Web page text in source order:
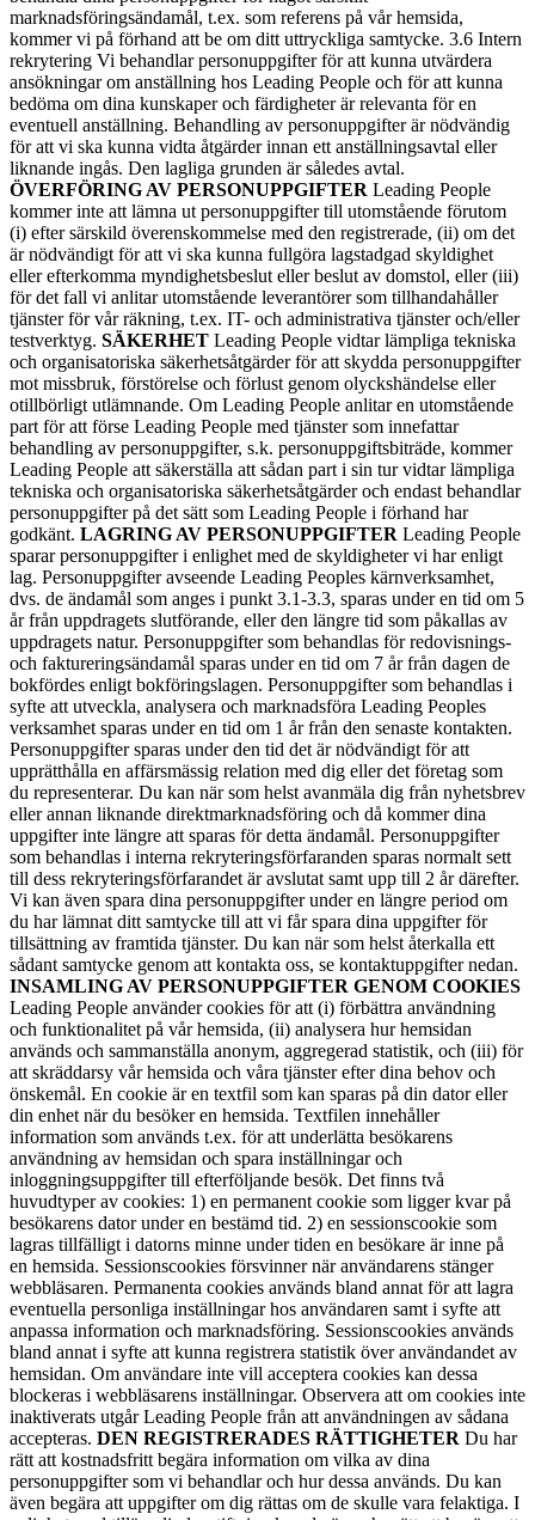
marknadsföringsändamål, t.ex. som referens på vår hemsida,
kommer vi på förhand att be om ditt uttryckliga samtycke. 3.6 Intern
rekrytering Vi behandlar personuppgifter för att kunna utvärdera
ansökningar om anställning hos Leading People och för att kunna
bedöma om dina kunskaper och färdigheter är relevanta för en
eventuell anställning. Behandling av personuppgifter är nödvändig
för att vi ska kunna vidta åtgärder innan ett anställningsavtal eller
liknande ingås. Den lagliga grunden är således avtal.
ÖVERFÖRING AV PERSONUPPGIFTER Leading People
kommer inte att lämna ut personuppgifter till utomstående förutom
(i) efter särskild överenskommelse med den registrerade, (ii) om det
är nödvändigt för att vi ska kunna fullgöra lagstadgad skyldighet
eller efterkomma myndighetsbeslut eller beslut av domstol, eller (iii)
för det fall vi anlitar utomstående leverantörer som tillhandahåller
tjänster för vår räkning, t.ex. IT- och administrativa tjänster och/eller
testverktyg. SÄKERHET Leading People vidtar lämpliga tekniska
och organisatoriska säkerhetsåtgärder för att skydda personuppgifter
mot missbruk, förstörelse och förlust genom olyckshändelse eller
otillbörligt utlämnande. Om Leading People anlitar en utomstående
part för att förse Leading People med tjänster som innefattar
behandling av personuppgifter, s.k. personuppgiftsbiträde, kommer
Leading People att säkerställa att sådan part i sin tur vidtar lämpliga
tekniska och organisatoriska säkerhetsåtgärder och endast behandlar
personuppgifter på det sätt som Leading People i förhand har
godkänt. LAGRING AV PERSONUPPGIFTER Leading People
sparar personuppgifter i enlighet med de skyldigheter vi har enligt
lag. Personuppgifter avseende Leading Peoples kärnverksamhet,
dvs. de ändamål som anges i punkt 3.1-3.3, sparas under en tid om 5
år från uppdragets slutförande, eller den längre tid som påkallas av
uppdragets natur. Personuppgifter som behandlas för redovisnings-
och faktureringsändamål sparas under en tid om 7 år från dagen de
bokfördes enligt bokföringslagen. Personuppgifter som behandlas i
syfte att utveckla, analysera och marknadsföra Leading Peoples
verksamhet sparas under en tid om 1 år från den senaste kontakten.
Personuppgifter sparas under den tid det är nödvändigt för att
upprätthålla en affärsmässig relation med dig eller det företag som
du representerar. Du kan när som helst avanmäla dig från nyhetsbrev
eller annan liknande direktmarknadsföring och då kommer dina
uppgifter inte längre att sparas för detta ändamål. Personuppgifter
som behandlas i interna rekryteringsförfaranden sparas normalt sett
till dess rekryteringsförfarandet är avslutat samt upp till 2 år därefter.
Vi kan även spara dina personuppgifter under en längre period om
du har lämnat ditt samtycke till att vi får spara dina uppgifter för
tillsättning av framtida tjänster. Du kan när som helst återkalla ett
sådant samtycke genom att kontakta oss, se kontaktuppgifter nedan.
INSAMLING AV PERSONUPPGIFTER GENOM COOKIES
Leading People använder cookies för att (i) förbättra användning
och funktionalitet på vår hemsida, (ii) analysera hur hemsidan
används och sammanställa anonym, aggregerad statistik, och (iii) för
att skräddarsy vår hemsida och våra tjänster efter dina behov och
önskemål. En cookie är en textfil som kan sparas på din dator eller
din enhet när du besöker en hemsida. Textfilen innehåller
information som används t.ex. för att underlätta besökarens
användning av hemsidan och spara inställningar och
inloggningsuppgifter till efterföljande besök. Det finns två
huvudtyper av cookies: 1) en permanent cookie som ligger kvar på
besökarens dator under en bestämd tid. 2) en sessionscookie som
lagras tillfälligt i datorns minne under tiden en besökare är inne på
en hemsida. Sessionscookies försvinner när användarens stänger
webbläsaren. Permanenta cookies används bland annat för att lagra
eventuella personliga inställningar hos användaren samt i syfte att
anpassa information och marknadsföring. Sessionscookies används
bland annat i syfte att kunna registrera statistik över användandet av
hemsidan. Om användare inte vill acceptera cookies kan dessa
blockeras i webbläsarens inställningar. Observera att om cookies inte
inaktiverats utgår Leading People från att användningen av sådana
accepteras. DEN REGISTRERADES RÄTTIGHETER Du har
rätt att kostnadsfritt begära information om vilka av dina
personuppgifter som vi behandlar och hur dessa används. Du kan
även begära att uppgifter om dig rättas om de skulle vara felaktiga. I